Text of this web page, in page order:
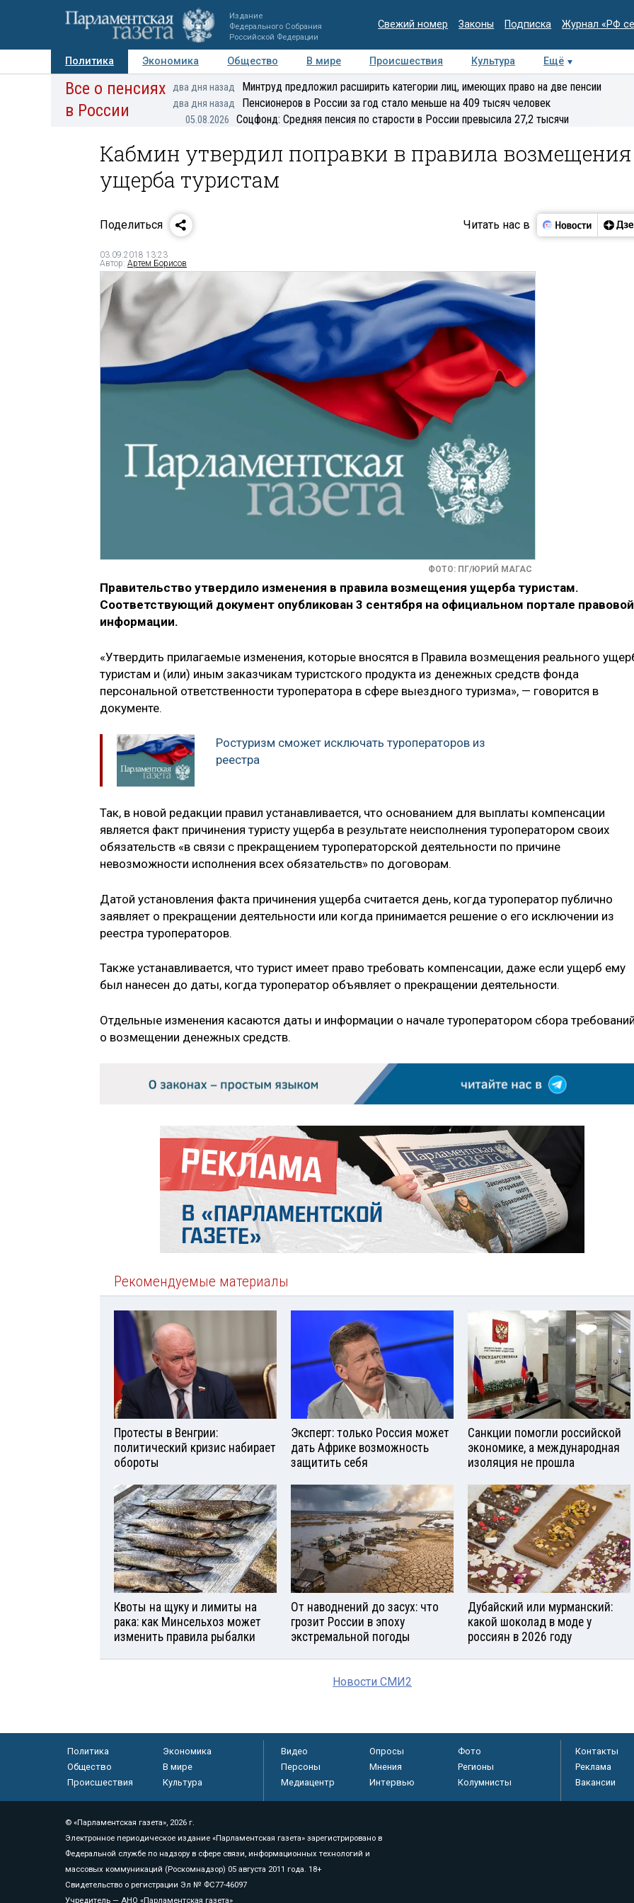
Издание
Федерального Собрания
Российской Федерации
Свежий номер Законы Подписка Журнал «РФ
Политика Экономика Общество В мире Происшествия Культура
Ещё
Авторы Персоны Мнения Регионы Медиацентр Интервью Колумнисты
Все о пенсиях
в России
два дня назад Минтруд предложил расширить категории лиц, имеющих право на две пенсии
два дня назад Пенсионеров в России за год стало меньше на 409 тысяч человек
05.08.2026 Соцфонд: Средняя пенсия по старости в России превысила 27,2 тысячи
Кабмин утвердил поправки в правила возмещения
ущерба туристам
Поделиться Читать нас в
03.09.2018 13:23
Автор: Артем Борисов
ФОТО: ПГ/ЮРИЙ МАГАС
Правительство утвердило изменения в правила возмещения ущерба туристам.
Соответствующий документ опубликован 3 сентября на официальном портале правовой
информации.
«Утвердить прилагаемые изменения, которые вносятся в Правила возмещения реального
туристам и (или) иным заказчикам туристского продукта из денежных средств фонда
персональной ответственности туроператора в сфере выездного туризма», — говорится в
документе.
Ростуризм сможет исключать туроператоров из
реестра
Так, в новой редакции правил устанавливается, что основанием для выплаты компенсации
является факт причинения туристу ущерба в результате неисполнения туроператором своих
обязательств «в связи с прекращением туроператорской деятельности по причине
невозможности исполнения всех обязательств» по договорам.
Датой установления факта причинения ущерба считается день, когда туроператор публично
заявляет о прекращении деятельности или когда принимается решение о его исключении из
реестра туроператоров.
Также устанавливается, что турист имеет право требовать компенсации, даже если ущерб ему
был нанесен до даты, когда туроператор объявляет о прекращении деятельности.
Отдельные изменения касаются даты и информации о начале туроператором сбора
о возмещении денежных средств.
Рекомендуемые материалы
Протесты в Венгрии:
политический кризис набирает
обороты
Эксперт: только Россия может
дать Африке возможность
защитить себя
Санкции помогли российской
экономике, а международная
изоляция не прошла
Квоты на щуку и лимиты на
рака: как Минсельхоз может
изменить правила рыбалки
От наводнений до засух: что
грозит России в эпоху
экстремальной погоды
Дубайский или мурманский:
какой шоколад в моде у
россиян в 2026 году
Новости СМИ2
Политика
Экономика
Общество
В мире
Происшествия
Культура
Видео Опросы
Фото
Персоны
Мнения
Регионы
Медиацентр
Интервью Колумнисты
Контакты
Реклама
Вакансии
© «Парламентская газета», 2026 г.
Электронное периодическое издание «Парламентская газета» зарегистрировано в
Федеральной службе по надзору в сфере связи, информационных технологий и
массовых коммуникаций (Роскомнадзор) 05 августа 2011 года. 18+
Свидетельство о регистрации Эл № ФС77-46097
Учредитель — АНО «Парламентская газета»